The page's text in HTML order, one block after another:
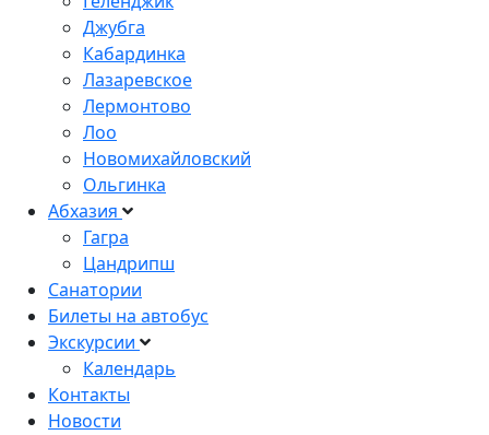
Джубга
Кабардинка
Лазаревское
Лермонтово
Лоо
Новомихайловский
Ольгинка
Абхазия
Гагра
Цандрипш
Санатории
Билеты на автобус
Экскурсии
Календарь
Контакты
Новости